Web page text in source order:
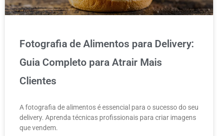
Fotografia de Alimentos para Delivery:
Guia Completo para Atrair Mais
Clientes
A fotografia de alimentos é essencial para o sucesso do seu
delivery. Aprenda técnicas profissionais para criar imagens
que vendem.